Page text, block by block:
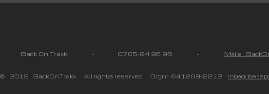
Back On Trakk - 0705-94 96 98 - Maila
© 2019 BackOnTrakk All rights reserved Orgnr: 641209-2212